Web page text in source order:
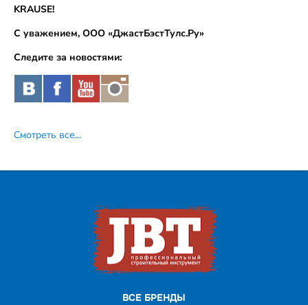
KRAUSE!
С уважением, ООО «ДжастБэстТулс.Ру»
Следите за новостями:
Смотреть все...
ВСЕ БРЕНДЫ